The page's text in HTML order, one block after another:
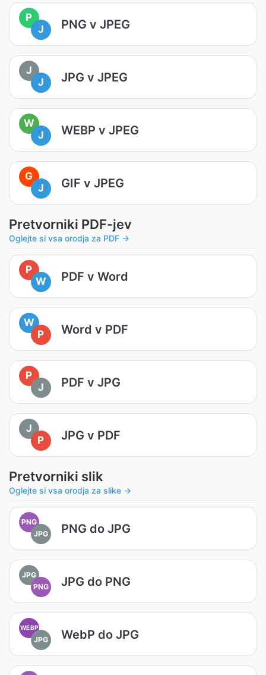
P
J
PNG v JPEG
J
J
JPG v JPEG
W
J
WEBP v JPEG
G
J
GIF v JPEG
Pretvorniki PDF-jev
Oglejte si vsa orodja za PDF →
P
W
PDF v Word
W
P
Word v PDF
P
J
PDF v JPG
J
P
JPG v PDF
Pretvorniki slik
Oglejte si vsa orodja za slike →
PNG
JPG
PNG do JPG
JPG
PNG
JPG do PNG
WEBP
JPG WebP do JPG